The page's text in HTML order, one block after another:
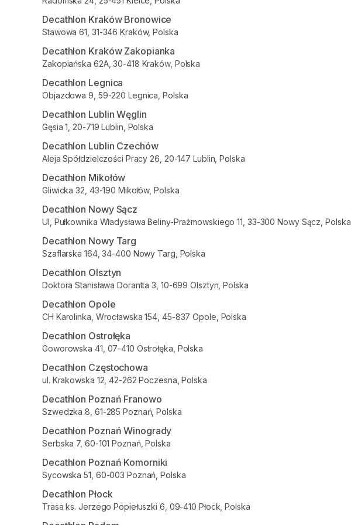
Decathlon Kraków Bronowice
Stawowa 61, 31-346 Kraków, Polska
Decathlon Kraków Zakopianka
Zakopiańska 62A, 30-418 Kraków, Polska
Decathlon Legnica
Objazdowa 9, 59-220 Legnica, Polska
Decathlon Lublin Węglin
Gęsia 1, 20-719 Lublin, Polska
Decathlon Lublin Czechów
Aleja Spółdzielczości Pracy 26, 20-147 Lublin, Polska
Decathlon Mikołów
Gliwicka 32, 43-190 Mikołów, Polska
Decathlon Nowy Sącz
Ul, Pułkownika Władysława Beliny-Prażmowskiego 11, 33-300 Nowy Sącz, Polska
Decathlon Nowy Targ
Szaflarska 164, 34-400 Nowy Targ, Polska
Decathlon Olsztyn
Doktora Stanisława Dorantta 3, 10-699 Olsztyn, Polska
Decathlon Opole
CH Karolinka, Wrocławska 154, 45-837 Opole, Polska
Decathlon Ostrołęka
Goworowska 41, 07-410 Ostrołęka, Polska
Decathlon Częstochowa
ul. Krakowska 12, 42-262 Poczesna, Polska
Decathlon Poznań Franowo
Szwedzka 8, 61-285 Poznań, Polska
Decathlon Poznań Winogrady
Serbska 7, 60-101 Poznań, Polska
Decathlon Poznań Komorniki
Sycowska 51, 60-003 Poznań, Polska
Decathlon Płock
Trasa ks. Jerzego Popiełuszki 6, 09-410 Płock, Polska